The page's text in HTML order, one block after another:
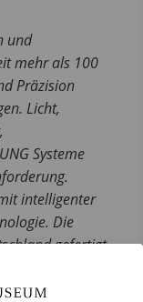
und
mehr als 100
Präzision
Licht,
Systeme
intelligenter
Die
gefertigt,
in Germany“.
setzt